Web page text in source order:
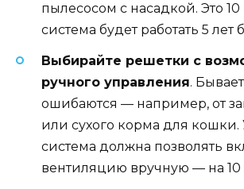
пылесосом с насадкой. Это
система будет работать 5 лет
Выбирайте решетки с
ручного управления.
ошибаются — например, от
или сухого корма для кошки.
система должна позволять
вентиляцию вручную — на 10